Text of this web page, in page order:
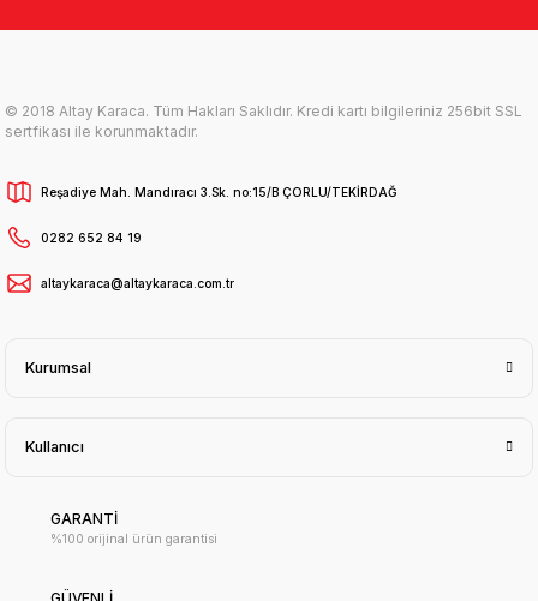
© 2018 Altay Karaca. Tüm Hakları Saklıdır. Kredi kartı bilgileriniz 256bit SSL
sertfikası ile korunmaktadır.
Reşadiye Mah. Mandıracı 3.Sk. no:15/B ÇORLU/TEKİRDAĞ
0282 652 84 19
altaykaraca@altaykaraca.com.tr
Kurumsal
Kullanıcı
GARANTİ
%100 orijinal ürün garantisi